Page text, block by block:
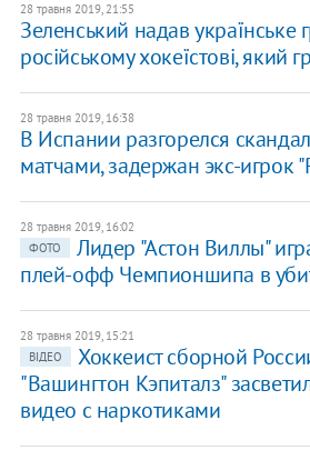
28 травня 2019, 21:55
Зеленський надав українське
російському хокеїстові, який
28 травня 2019, 16:38
В Испании разгорелся
матчами, задержан экс-игрок
28 травня 2019, 16:02
ФОТО
Лидер "Астон Виллы"
плей-офф Чемпионшипа в
28 травня 2019, 15:21
ВІДЕО
Хоккеист сборной
"Вашингтон Кэпиталз"
видео с наркотиками